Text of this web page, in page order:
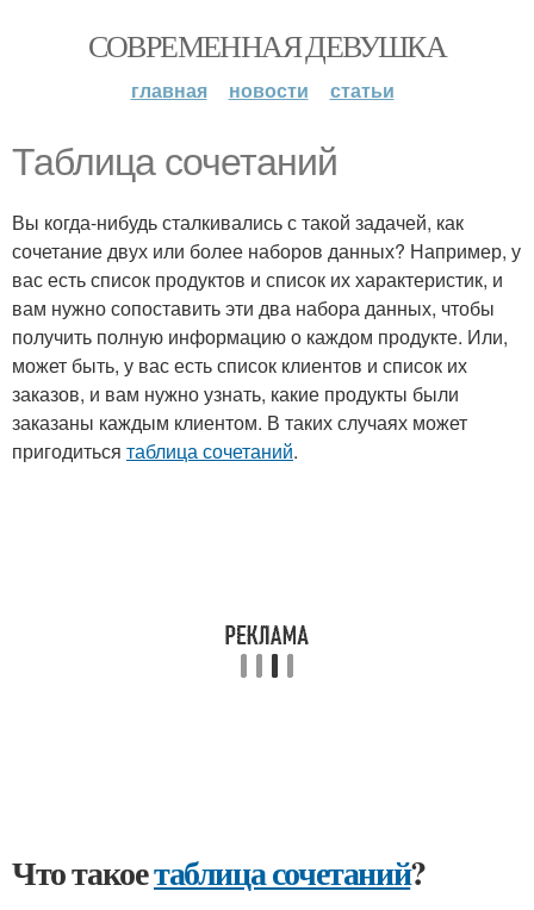
СОВРЕМЕННАЯ ДЕВУШКА
главная новости статьи
Таблица сочетаний
Вы когда-нибудь сталкивались с такой задачей, как
сочетание двух или более наборов данных? Например, у
вас есть список продуктов и список их характеристик, и
вам нужно сопоставить эти два набора данных, чтобы
получить полную информацию о каждом продукте. Или,
может быть, у вас есть список клиентов и список их
заказов, и вам нужно узнать, какие продукты были
заказаны каждым клиентом. В таких случаях может
пригодиться таблица сочетаний.
Что такоетаблица сочетаний?